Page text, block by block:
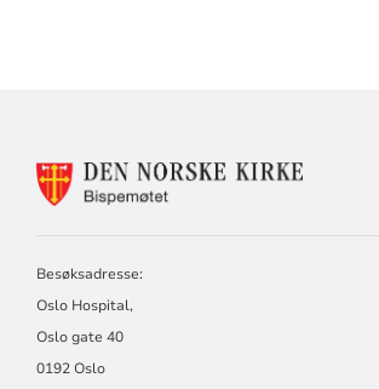
Besøksadresse:
Oslo Hospital,
Oslo gate 40
0192 Oslo